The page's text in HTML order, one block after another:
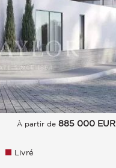
À partir de 885 000 EUR
Livré